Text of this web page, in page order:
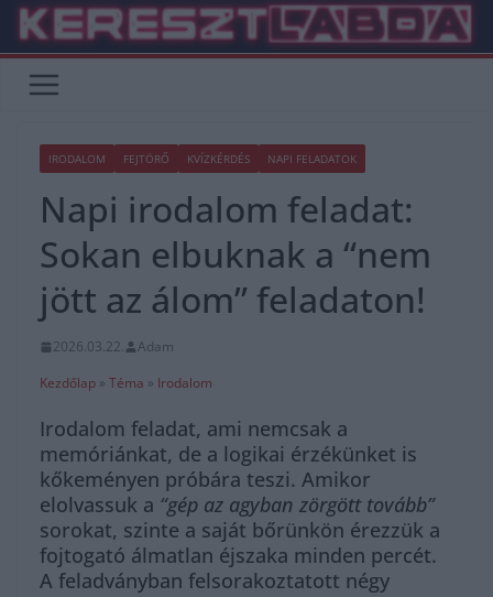
Skip
content
IRODALOM FEJTÖRŐ KVÍZKÉRDÉS NAPI FELADATOK
Napi irodalom feladat:
Sokan elbuknak a “nem
jött az álom” feladaton!
2026.03.22.
Adam
Kezdőlap » Téma » Irodalom
Irodalom feladat, ami nemcsak a
memóriánkat, de a logikai érzékünket is
kőkeményen próbára teszi. Amikor
elolvassuk a “gép az agyban zörgött tovább”
sorokat, szinte a saját bőrünkön érezzük a
fojtogató álmatlan éjszaka minden percét.
A feladványban felsorakoztatott négy